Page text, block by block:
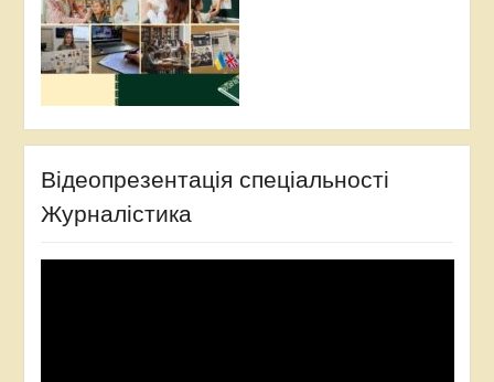
Відеопрезентація спеціальності
Журналістика